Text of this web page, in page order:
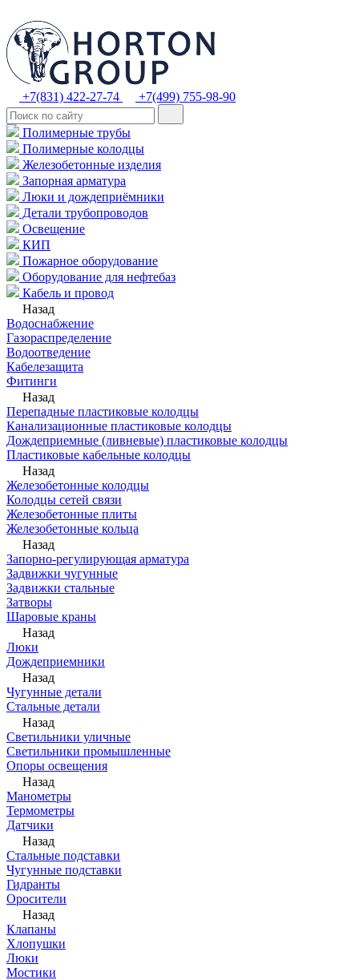
+7(831) 422-27-74 +7(499) 755-98-90
Полимерные трубы
Полимерные колодцы
Железобетонные изделия
Запорная арматура
Люки и дождеприёмники
Детали трубопроводов
Освещение
КИП
Пожарное оборудование
Оборудование для нефтебаз
Кабель и провод
Назад
Водоснабжение
Газораспределение
Водоотведение
Кабелезащита
Фитинги
Назад
Перепадные пластиковые колодцы
Канализационные пластиковые колодцы
Дождеприемные (ливневые) пластиковые колодцы
Пластиковые кабельные колодцы
Назад
Железобетонные колодцы
Колодцы сетей связи
Железобетонные плиты
Железобетонные кольца
Назад
Запорно-регулирующая арматура
Задвижки чугунные
Задвижки стальные
Затворы
Шаровые краны
Назад
Люки
Дождеприемники
Назад
Чугунные детали
Стальные детали
Назад
Светильники уличные
Светильники промышленные
Опоры освещения
Назад
Манометры
Термометры
Датчики
Назад
Стальные подставки
Чугунные подставки
Гидранты
Оросители
Назад
Клапаны
Хлопушки
Люки
Мостики